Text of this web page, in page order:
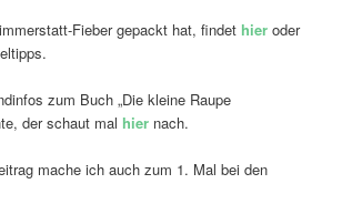
Fieber gepackt hat, findet hier oder
zum Buch „Die kleine Raupe
der schaut mal hier nach.
mache ich auch zum 1. Mal bei den